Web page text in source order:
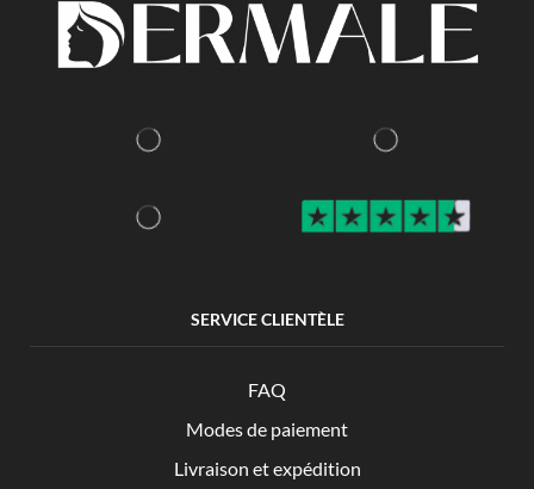
SERVICE CLIENTÈLE
FAQ
Modes de paiement
Livraison et expédition